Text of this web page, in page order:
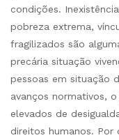
condições.
pobreza extrema,
fragilizados são
precária situação
pessoas em situação
avanços normativos,
elevados de
direitos humanos. Por